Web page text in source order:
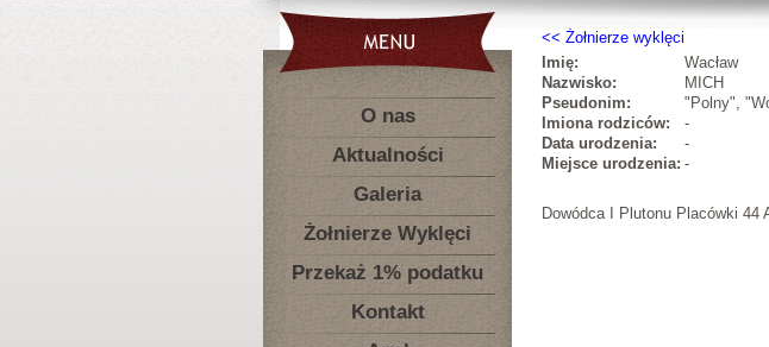
O nas
Aktualności
Galeria
Żołnierze Wyklęci
Przekaż 1% podatku
Kontakt
Żołnierze wyklęci
Imię:
Wacław
Nazwisko:
MICH
Pseudonim:
"Polny",
Imiona rodziców:
-
Data urodzenia:
-
Miejsce urodzenia: -
Dowódca I Plutonu Placówki 44